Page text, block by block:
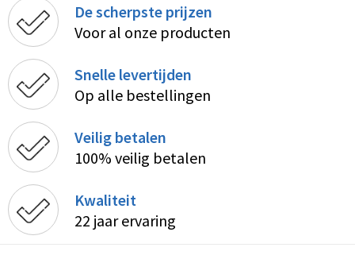
De scherpste prijzen
Voor al onze producten
Snelle levertijden
Op alle bestellingen
Veilig betalen
100% veilig betalen
Kwaliteit
22 jaar ervaring